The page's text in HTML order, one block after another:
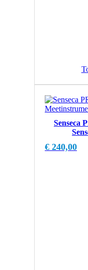
Senseca
€ 240,00